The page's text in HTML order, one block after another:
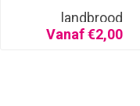
landbrood
Vanaf €2,00